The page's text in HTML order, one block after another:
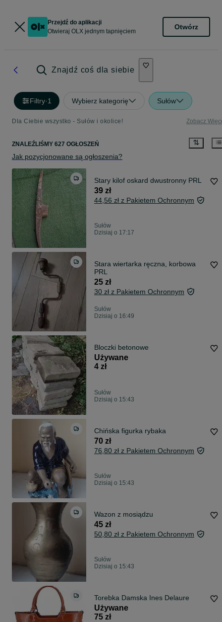
Przejdź do aplikacji
Otwieraj OLX jednym tapnięciem
Otwórz
Znajdź coś dla siebie
Filtry·1 Wybierz kategorię Sułów
Dla Ciebie wszystko - Sułów i okolice! Zobacz
ZNALEŹLIŚMY 627 OGŁOSZEŃ
Jak pozycjonowane są ogłoszenia?
Stary kilof oskard dwustronny PRL
39 zł
44,56 zł z Pakietem Ochronnym
Sułów
Dzisiaj o 17:17
Stara wiertarka ręczna, korbowa
PRL
25 zł
30 zł z Pakietem Ochronnym
Sułów
Dzisiaj o 16:49
Bloczki betonowe
Używane
4 zł
Sułów
Dzisiaj o 15:43
Chińska figurka rybaka
70 zł
76,80 zł z Pakietem Ochronnym
Sułów
Dzisiaj o 15:43
Wazon z mosiądzu
45 zł
50,80 zł z Pakietem Ochronnym
Sułów
Dzisiaj o 15:43
Torebka Damska Ines Delaure
Używane
75 zł